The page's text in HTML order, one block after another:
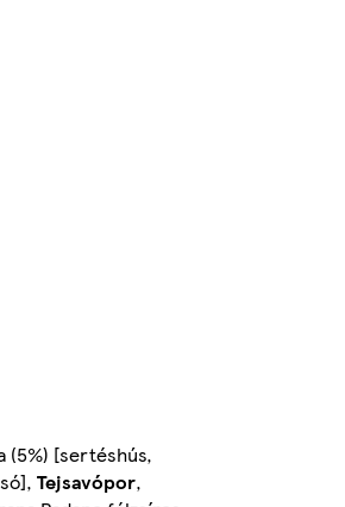
(5%) [sertéshús,
Tejsavópor,